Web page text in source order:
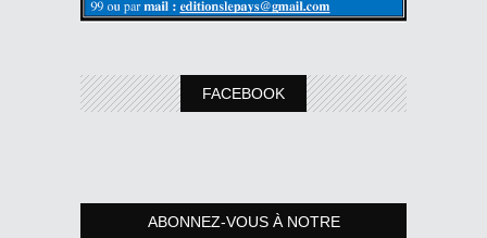
FACEBOOK
ABONNEZ-VOUS À NOTRE